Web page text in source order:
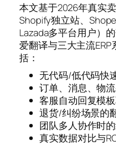
本文基于2026年真实卖
Shopify独立站、
Lazada多平台用户）
爱翻译与三大主流
括：
无代码/低代码快
订单、消息、物
客服自动回复模
退货/纠纷场景的
团队多人协作时
真实数据对比与